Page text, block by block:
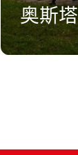
奥斯